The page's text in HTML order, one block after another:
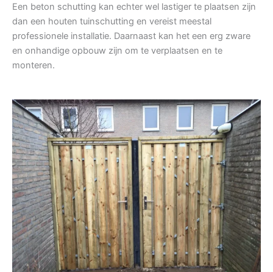
Een beton schutting kan echter wel lastiger te plaatsen zijn
dan een houten tuinschutting en vereist meestal
professionele installatie. Daarnaast kan het een erg zware
en onhandige opbouw zijn om te verplaatsen en te
monteren.